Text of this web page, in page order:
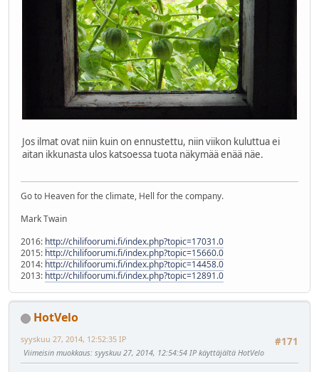
Jos ilmat ovat niin kuin on ennustettu, niin viikon kuluttua ei
aitan ikkunasta ulos katsoessa tuota näkymää enää näe.
Go to Heaven for the climate, Hell for the company.
Mark Twain
2016: http://chilifoorumi.fi/index.php?topic=17031.0
2015: http://chilifoorumi.fi/index.php?topic=15660.0
2014: http://chilifoorumi.fi/index.php?topic=14458.0
2013: http://chilifoorumi.fi/index.php?topic=12891.0
HotVelo
#171
syyskuu 27, 2014, 12:52:35 IP
Viimeisin muokkaus: syyskuu 27, 2014, 12:54:54 IP käyttäjältä HotVelo